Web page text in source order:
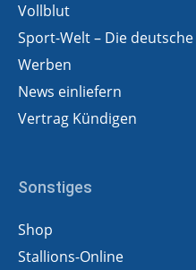
Vollblut
Sport-Welt – Die
Werben
News einliefern
Vertrag Kündigen
Sonstiges
Shop
Stallions-Online